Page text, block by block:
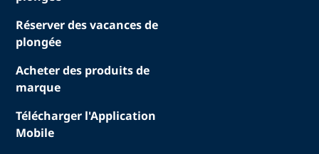
Réserver des vacances de
plongée
Acheter des produits de
marque
Télécharger l'Application
Mobile